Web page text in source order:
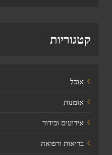
קטגוריות
אוכל
אומנות
אירועים ובידור
בריאות ורפואה